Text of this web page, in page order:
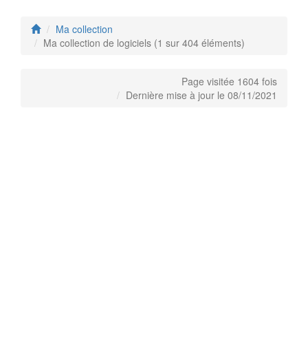
Ma collection
Ma collection de logiciels (1 sur 404 éléments)
Page visitée 1604 fois
Dernière mise à jour le 08/11/2021